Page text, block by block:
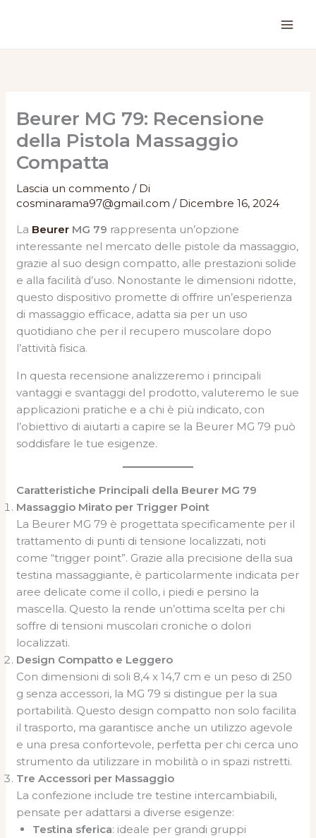
Beurer MG 79: Recensione
della Pistola Massaggio
Compatta
Lascia un commento / Di
cosminarama97@gmail.com/ Dicembre 16, 2024
La Beurer MG 79 rappresenta un’opzione
interessante nel mercato delle pistole da massaggio,
grazie al suo design compatto, alle prestazioni solide
e alla facilità d’uso. Nonostante le dimensioni ridotte,
questo dispositivo promette di offrire un’esperienza
di massaggio efficace, adatta sia per un uso
quotidiano che per il recupero muscolare dopo
l’attività fisica.
In questa recensione analizzeremo i principali
vantaggi e svantaggi del prodotto, valuteremo le sue
applicazioni pratiche e a chi è più indicato, con
l’obiettivo di aiutarti a capire se la Beurer MG 79 può
soddisfare le tue esigenze.
Caratteristiche Principali della Beurer MG 79
Massaggio Mirato per Trigger Point
La Beurer MG 79 è progettata specificamente per il
trattamento di punti di tensione localizzati, noti
come “trigger point”. Grazie alla precisione della sua
testina massaggiante, è particolarmente indicata per
aree delicate come il collo, i piedi e persino la
mascella. Questo la rende un’ottima scelta per chi
soffre di tensioni muscolari croniche o dolori
localizzati.
Design Compatto e Leggero
Con dimensioni di soli 8,4 x 14,7 cm e un peso di 250
g senza accessori, la MG 79 si distingue per la sua
portabilità. Questo design compatto non solo facilita
il trasporto, ma garantisce anche un utilizzo agevole
e una presa confortevole, perfetta per chi cerca uno
strumento da utilizzare in mobilità o in spazi ristretti.
Tre Accessori per Massaggio
La confezione include tre testine intercambiabili,
pensate per adattarsi a diverse esigenze:
Testina sferica: ideale per grandi gruppi